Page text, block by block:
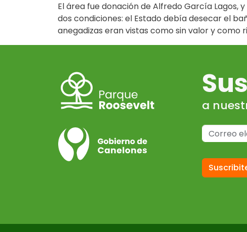
El área fue donación de Alfredo García Lagos,
dos condiciones: el Estado debía desecar el
anegadizas eran vistas como sin valor y como
a